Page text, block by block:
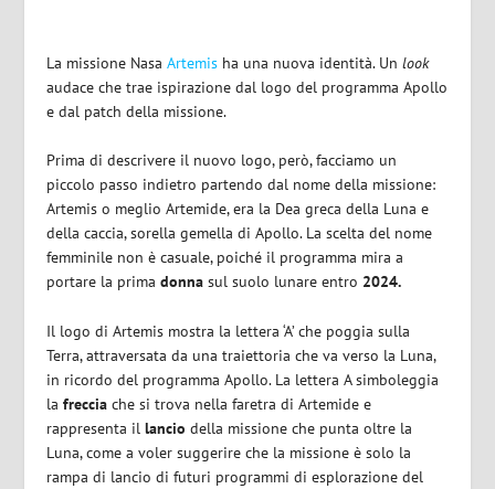
La missione Nasa Artemis ha una nuova identità. Unlook
audace che trae ispirazione dal logo del programma Apollo
e dal patch della missione.
Prima di descrivere il nuovo logo, però, facciamo un
piccolo passo indietro partendo dal nome della missione:
Artemis o meglio Artemide, era la Dea greca della Luna e
della caccia, sorella gemella di Apollo. La scelta del nome
femminile non è casuale, poiché il programma mira a
portare la primadonna sul suolo lunare entro 2024.
Il logo di Artemis mostra la lettera ‘A’ che poggia sulla
Terra, attraversata da una traiettoria che va verso la Luna,
in ricordo del programma Apollo. La lettera A simboleggia
lafreccia che si trova nella faretra di Artemide e
rappresenta il lancio della missione che punta oltre la
Luna, come a voler suggerire che la missione è solo la
rampa di lancio di futuri programmi di esplorazione del